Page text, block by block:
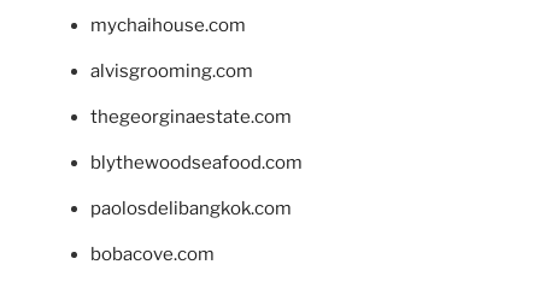
mychaihouse.com
alvisgrooming.com
thegeorginaestate.com
blythewoodseafood.com
paolosdelibangkok.com
bobacove.com